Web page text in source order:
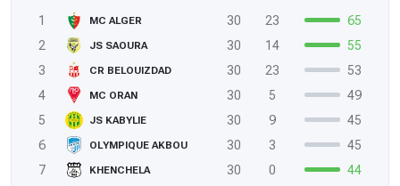
1 MC ALGER 30 23
65
2
JS SAOURA 30 14
55
3
CR BELOUIZDAD 30 23
53
4
MC ORAN 30 5
49
5
JS KABYLIE 30 9
45
6
OLYMPIQUE AKBOU 30 3
45
7
KHENCHELA 30 0
44